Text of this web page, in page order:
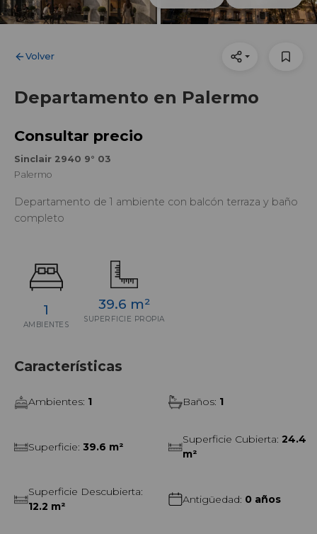
Volver
Departamento en Palermo
Consultar precio
Sinclair 2940 9° 03
Palermo
Departamento de 1 ambiente con balcón terraza y baño
completo
1
AMBIENTES
39.6 m²
SUPERFICIE PROPIA
Características
Ambientes: 1 Baños: 1
Superficie: 39.6 m²
Superficie Cubierta: 24.4
m²
Superficie Descubierta:
12.2 m²
Antigüedad: 0 años